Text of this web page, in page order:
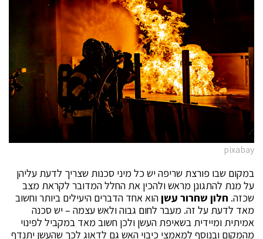
pixabay
במקום שבו פורצת שריפה יש כל מיני סכנות שצריך לדעת עליהן
על מנת להתגונן מראש ולהכין את החלל המדובר לקראת מצב
שכזה. חלון שחרור עשןהוא אחד הדברים היעילים ביותר וחשוב
מאד לדעת על זה. מעבר לחום גבוה ולאש עצמה – יש סכנה
אמיתית ומיידית בשאיפת העשן ולכן חשוב מאד במקביל לפינוי
מהמקום ובנוסף למאמצי כיבוי האש גם לדאוג לכך שהעשן יתנדף